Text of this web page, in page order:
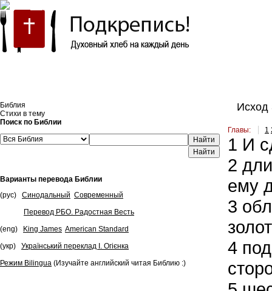
Библия
Стихи в тему
Поиск по Библии
Найти
Варианты перевода Библии
(рус)
Синодальный Современный
Перевод РБО. Радостная Весть
(eng)
King James American Standard
(укр)
Український переклад І. Огієнка
Режим Bilingua (Изучайте английский читая Библию :)
Исход
Главы: 1
1 И
2
ему
3
4